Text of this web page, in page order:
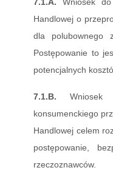
Handlowej o
dla polubownego
Postępowanie to
potencjalnych
7.1.B. Wniosek
konsumenckiego
Handlowej celem
postępowanie,
rzeczoznawców.